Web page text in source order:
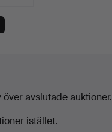
avslutade auktioner.
istället.